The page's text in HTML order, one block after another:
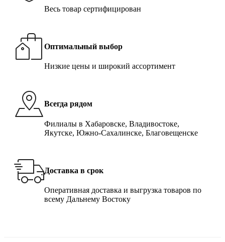
Весь товар сертифицирован
Оптимальный выбор
Низкие цены и широкий ассортимент
Всегда рядом
Филиалы в Хабаровске, Владивостоке,
Якутске, Южно-Сахалинске, Благовещенске
Доставка в срок
Оперативная доставка и выгрузка товаров по
всему Дальнему Востоку